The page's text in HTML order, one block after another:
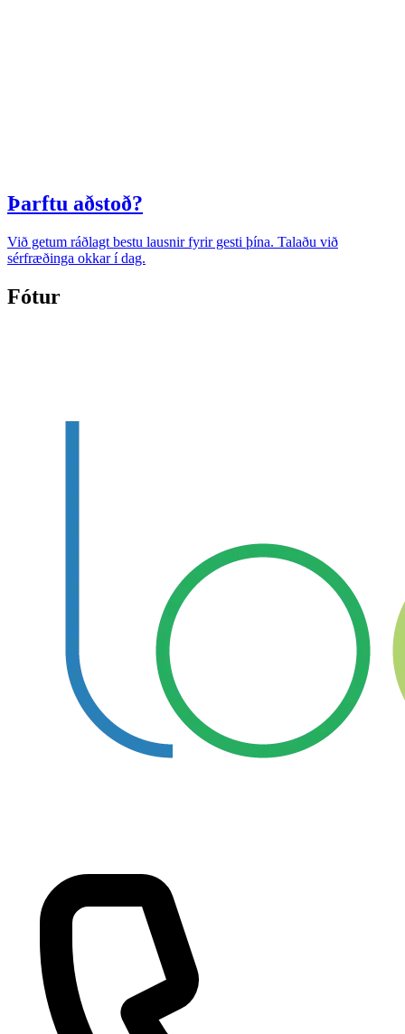
Þarftu aðstoð?
Við getum ráðlagt bestu lausnir fyrir gesti þína. Talaðu við
sérfræðinga okkar í dag.
Fótur